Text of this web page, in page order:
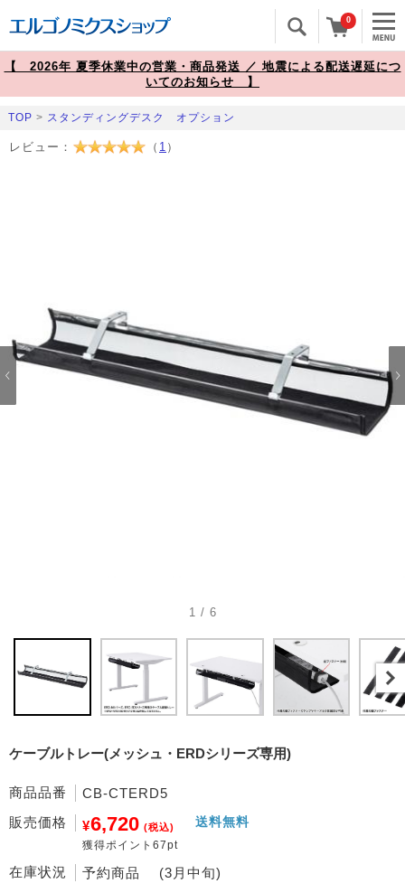
0
【 2026年 夏季休業中の営業・商品発送 ／ 地震による配送遅延につ
いてのお知らせ 】
TOP > スタンディングデスク オプション
レビュー： （ 1 ）
1 / 6
ケーブルトレー(メッシュ・ERDシリーズ専用)
商品品番
CB-CTERD5
販売価格
¥6,720 (税込)
獲得ポイント67pt
送料無料
在庫状況 予約商品 (3月中旬)